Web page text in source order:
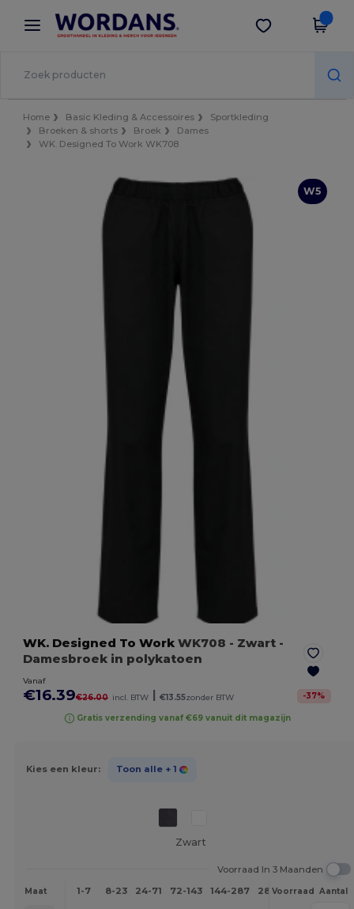
× Wordans-app
Betere prijzen in de app!
Download app
Home Basic Kleding & Accessoires
Sportkleding
Broeken & shorts
Broek
Dames
WK. Designed To Work WK708
W5
WK. Designed To Work WK708 - Zwart -
Damesbroek in polykatoen
Vanaf
€16.39€26.00 incl. BTW | €13.55zonder BTW -37%
Gratis verzending vanaf €69 vanuit dit magazijn
Kies een kleur: Toon alle + 1
Zwart
Voorraad In 3 Maanden
Maat 1-7 8-23 24-71 72-143 144-287 288 + Meer
Voorraad Aantal